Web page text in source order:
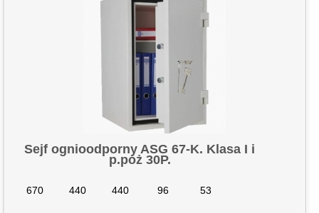
Sejf ognioodporny ASG 67-K. Klasa I i
p.poż 30P.
670 440 440 96 53